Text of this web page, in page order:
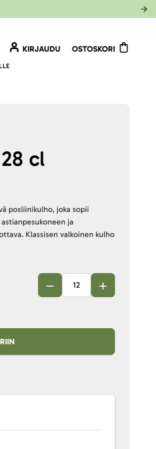
KIRJAUDU OSTOSKORI
cl
posliinikulho, joka sopii
ja
Klassisen valkoinen kulho